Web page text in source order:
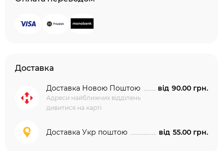
Доставка
Доставка Новою Поштою
Адреси найближчих відділень
дивитися на карті
від 90.00 грн.
Доставка Укр поштою від 55.00 грн.